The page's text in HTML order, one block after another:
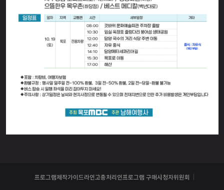
프로그램제작가이드라인 고충처리인 프로그램 구매시청자위원회